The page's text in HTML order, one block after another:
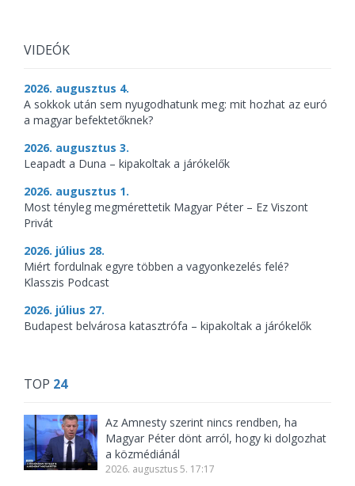
VIDEÓK
2026. augusztus 4.
A sokkok után sem nyugodhatunk meg: mit hozhat az euró
a magyar befektetőknek?
2026. augusztus 3.
Leapadt a Duna – kipakoltak a járókelők
2026. augusztus 1.
Most tényleg megmérettetik Magyar Péter – Ez Viszont
Privát
2026. július 28.
Miért fordulnak egyre többen a vagyonkezelés felé?
Klasszis Podcast
2026. július 27.
Budapest belvárosa katasztrófa – kipakoltak a járókelők
TOP 24
Az Amnesty szerint nincs rendben, ha
Magyar Péter dönt arról, hogy ki dolgozhat
a közmédiánál
2026. augusztus 5. 17:17